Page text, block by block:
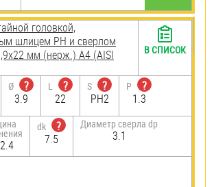
головкой,
шлицем PH и сверлом
мм (нерж.) A4 (AISI
Ø
?
3.9
L
?
22
S
?
PH2
P
?
1.3
dk
?
7.5
Диаметр сверла dp
3.1
В СПИСОК